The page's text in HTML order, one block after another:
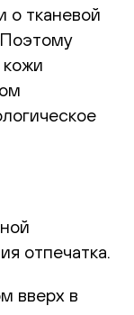
о тканевой
Поэтому
отпечатка.
вверх в